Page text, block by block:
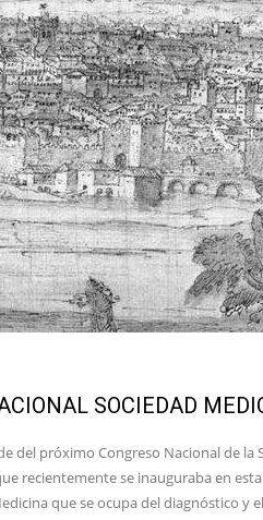
SOCIEDAD
del próximo Congreso Nacional de
recientemente se inauguraba en
que se ocupa del diagnóstico